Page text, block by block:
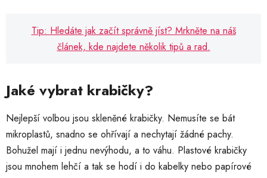
Tip: Hledáte jak začít správně jíst? Mrkněte na náš
článek, kde najdete několik tipů a rad.
Jaké vybrat krabičky?
Nejlepší volbou jsou skleněné krabičky. Nemusíte se bát
mikroplastů, snadno se ohřívají a nechytají žádné pachy.
Bohužel mají i jednu nevýhodu, a to váhu. Plastové krabičky
jsou mnohem lehčí a tak se hodí i do kabelky nebo papírové